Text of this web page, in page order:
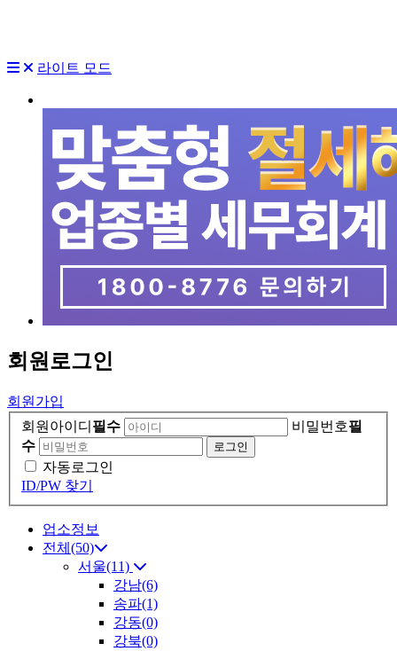
라이트 모드
회원 로그인
회원가입
회원아이디 필수 비밀번호필
수
자동로그인
ID/PW 찾기
업소정보
전체(50)
서울(11)
강남(6)
송파(1)
강동(0)
강북(0)